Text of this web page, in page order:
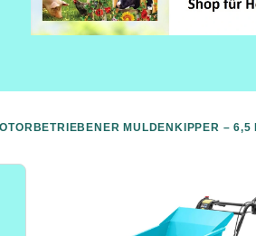
MULDENKIPPER – 6,5